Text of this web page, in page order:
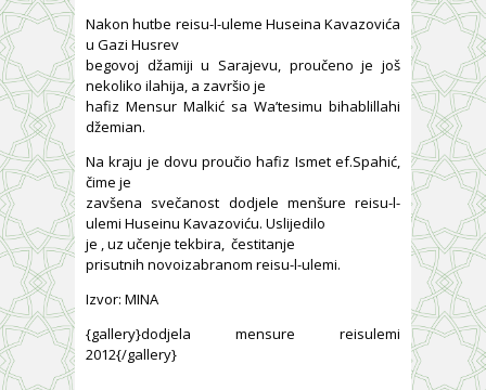
Nakon hutbe reisu-l-uleme Huseina Kavazovića
u Gazi Husrev
begovoj džamiji u Sarajevu, proučeno je još
nekoliko ilahija, a završio je
hafiz Mensur Malkić sa Wa’tesimu bihablillahi
džemian.
Na kraju je dovu proučio hafiz Ismet ef.Spahić,
čime je
zavšena svečanost dodjele menšure reisu-l-
ulemi Huseinu Kavazoviću. Uslijedilo
je , uz učenje tekbira, čestitanje
prisutnih novoizabranom reisu-l-ulemi.
Izvor: MINA
{gallery}dodjela mensure reisulemi
2012{/gallery}